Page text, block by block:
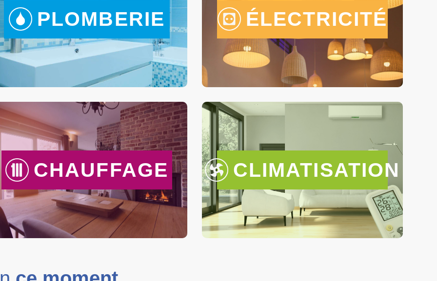
PLOMBERIE ÉLECTRICITÉ
CHAUFFAGE CLIMATISATION